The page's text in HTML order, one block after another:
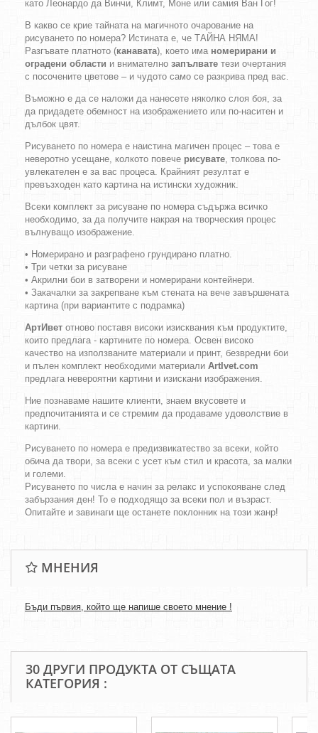
като Леонардо да Винчи, Климт, Моне или самия Ван Гог!
В какво се крие тайната на магичното очарование на
рисуването по номера? Истината е, че ТАЙНА НЯМА!
Разгъвате платното (канавата), което има номерирани и
оградени области и внимателно запълвате тези очертания
с посочените цветове – и чудото само се разкрива пред вас.
Въможно е да се наложи да нанесете няколко слоя боя, за
да придадете обемност на изображението или по-наситен и
дълбок цвят.
Рисуването по номера е наистина магичен процес – това е
неверотно усещане, колкото повече рисувате, толкова по-
увлекателен е за вас процеса. Крайният резултат е
превъзходен като картина на истински художник.
Всеки комплект за рисуване по номера съдържа всичко
необходимо, за да получите накрая на творческия процес
вълнуващо изображение.
• Номерирано и разграфено грундирано платно.
• Три четки за рисуване
• Акрилни бои в затворени и номерирани контейнери.
• Закачалки за закрепване към стената на вече завършената
картина (при вариантите с подрамка)
АртИвет отново поставя високи изисквания към продуктите,
които предлага - картините по номера. Освен високо
качество на използваните материали и принт, безвредни бои
и пълен комплект необходими материали ArtIvet.com
предлага невероятни картини и изискани изображения.
Ние познаваме нашите клиенти, знаем вкусовете и
предпочитанията и се стремим да продаваме удоволствие в
картини.
Рисуването по номера е предизвикатество за всеки, който
обича да твори, за всеки с усет към стил и красота, за малки
и големи.
Рисуването по числа е начин за релакс и успокояване след
забързания ден! То е подходящо за всеки пол и възраст.
Опитайте и завинаги ще останете поклонник на този жанр!
МНЕНИЯ
Бъди първия, който ще напише своето мнение !
30 ДРУГИ ПРОДУКТА ОТ СЪЩАТА
КАТЕГОРИЯ :